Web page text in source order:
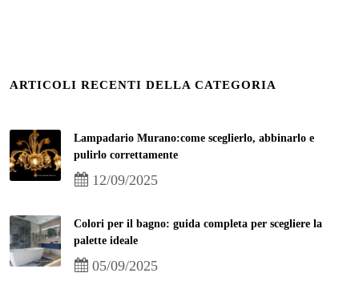
ARTICOLI RECENTI DELLA CATEGORIA
Lampadario Murano:come sceglierlo, abbinarlo e
pulirlo correttamente
12/09/2025
Colori per il bagno: guida completa per scegliere la
palette ideale
05/09/2025